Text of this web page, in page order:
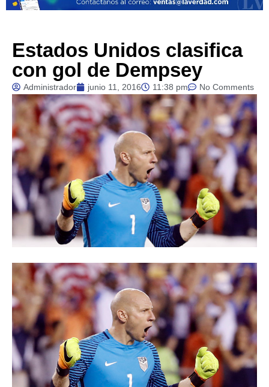
Estados Unidos clasifica
con gol de Dempsey
Administrador junio 11, 2016 11:38 pm No Comments